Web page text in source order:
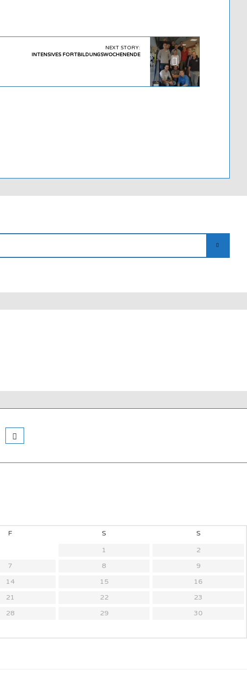
NEXT STORY:
INTENSIVES FORTBILDUNGSWOCHENENDE
F S
S
1
2
7 8
9
14 15
16
21 22
23
28 29
30